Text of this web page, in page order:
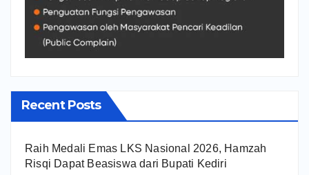
Recent Posts
Raih Medali Emas LKS Nasional 2026, Hamzah
Risqi Dapat Beasiswa dari Bupati Kediri